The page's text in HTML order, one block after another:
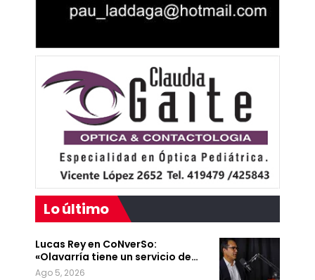
Lo último
Lucas Rey en CoNverSo:
«Olavarría tiene un servicio de…
Ago 5, 2026